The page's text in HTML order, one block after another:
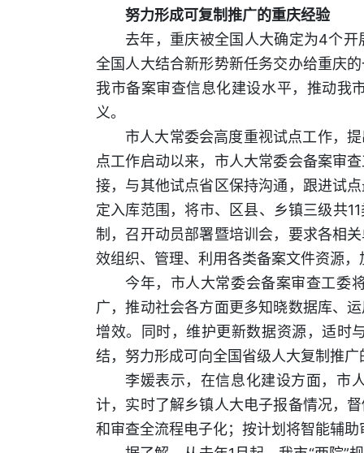
努力形成可复制推广的重庆经验
去年，重庆被全国人大确定为4个
全国人大结合新形势新任务交办给重庆
我市备案审查信息化建设水平，推动我
义。
市人大常委会高度重视试点工作，
点工作启动以来，市人大常委会备案审
接，与其他试点省区保持沟通，跟进试
定入库范围，将市、区县、乡镇三级共
制，召开动员部署暨培训会，要求各相
效组织、管理、利用各类备案文件资源
今年，市人大常委会备案审查工委
广，推动社会各方面更多知晓数据库、
增效。同时，维护更新数据资源，适时
结，努力形成可向全国省级人大复制推广
李媛表示，在信息化建设方面，市
计，实时了解乡镇人大电子报备情况，
和审查全流程电子化；按计划将智能辅